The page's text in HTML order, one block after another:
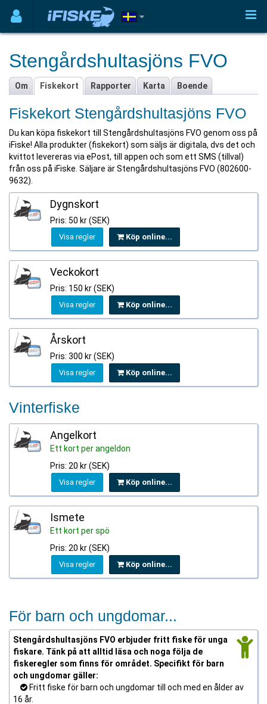
Stengårdshultasjöns FVO
Om Fiskekort Rapporter Karta Boende
Fiskekort Stengårdshultasjöns FVO
Du kan köpa fiskekort till Stengårdshultasjöns FVO genom oss på
iFiske! Alla produkter (fiskekort) som säljs är digitala, dvs det och
kvittot levereras via ePost, till appen och som ett SMS (tillval)
från oss på iFiske. Säljare är Stengårdshultasjöns FVO (802600-
9632).
Dygnskort
Pris: 50 kr (SEK)
Visa regler Köp online...
Veckokort
Pris: 150 kr (SEK)
Visa regler Köp online...
Årskort
Pris: 300 kr (SEK)
Visa regler Köp online...
Vinterfiske
Angelkort
Ett kort per angeldon
Pris: 20 kr (SEK)
Visa regler Köp online...
Ismete
Ett kort per spö
Pris: 20 kr (SEK)
Visa regler Köp online...
För barn och ungdomar...
Stengårdshultasjöns FVO erbjuder fritt fiske för unga
fiskare. Tänk på att alltid läsa och noga följa de
fiskeregler som finns för området. Specifikt för barn
och ungdomar gäller:
Fritt fiske för barn och ungdomar till och med en ålder av
16 år.